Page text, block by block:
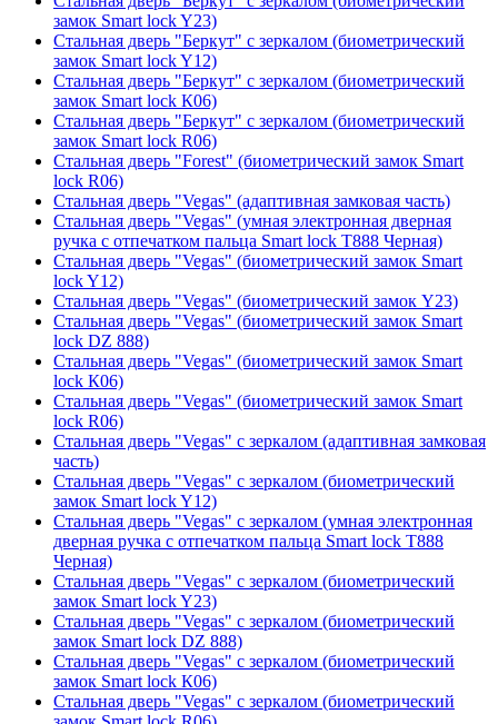
замок Smart lock Y23)
Стальная дверь "Беркут" с зеркалом (биометрический
замок Smart lock Y12)
Стальная дверь "Беркут" с зеркалом (биометрический
замок Smart lock К06)
Стальная дверь "Беркут" с зеркалом (биометрический
замок Smart lock R06)
Стальная дверь "Forest" (биометрический замок Smart
lock R06)
Стальная дверь "Vegas" (адаптивная замковая часть)
Стальная дверь "Vegas" (умная электронная дверная
ручка с отпечатком пальца Smart lock T888 Черная)
Стальная дверь "Vegas" (биометрический замок Smart
lock Y12)
Стальная дверь "Vegas" (биометрический замок Y23)
Стальная дверь "Vegas" (биометрический замок Smart
lock DZ 888)
Стальная дверь "Vegas" (биометрический замок Smart
lock К06)
Стальная дверь "Vegas" (биометрический замок Smart
lock R06)
Стальная дверь "Vegas" с зеркалом (адаптивная замковая
часть)
Стальная дверь "Vegas" с зеркалом (биометрический
замок Smart lock Y12)
Стальная дверь "Vegas" с зеркалом (умная электронная
дверная ручка с отпечатком пальца Smart lock T888
Черная)
Стальная дверь "Vegas" с зеркалом (биометрический
замок Smart lock Y23)
Стальная дверь "Vegas" с зеркалом (биометрический
замок Smart lock DZ 888)
Стальная дверь "Vegas" с зеркалом (биометрический
замок Smart lock К06)
Стальная дверь "Vegas" с зеркалом (биометрический